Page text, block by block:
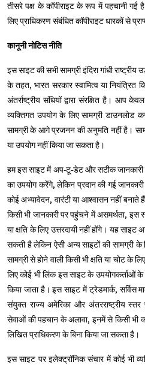
तीसरे पक्ष के कॉपीराइट के रूप में पहचानी गई
लिए प्राधिकरण संबंधित कॉपीराइट धारकों से
कानूनी नोटिस नीति
इस साइट की सभी सामग्री इंदिरा गांधी
के तहत, भारत सरकार स्वामित्व या नियंत्रित
अंतर्राष्ट्रीय संधियों द्वारा संरक्षित है। आप
व्यक्तिगत उपयोग के लिए सामग्री
सामग्री के आगे प्रजनन की अनुमति नहीं है।
या उपयोग नहीं किया जा सकता है।
हम इस साइट में अप-टू-डेट और सटीक जानकारी
का उपयोग करेंगे, लेकिन प्रदान की गई
कोई अभ्यावेदन, वारंटी या आश्वासन नहीं
किसी भी जानकारी पर पहुंचने में असमर्थता,
या क्षति के लिए उत्तरदायी नहीं होंगे। यह
सकती है लेकिन ऐसी अन्य साइटों की सामग्री के
सामग्री से होने वाली किसी भी क्षति या चोट के
लिए कोई भी लिंक इस साइट के उपयोगकर्ताओं
किया जाता है। इस साइट में ट्रेडमार्क,
संयुक्त राज्य अमेरिका और अंतरराष्ट्रीय स्तर
सेवाओं की पहचान के अलावा, इनमें से किसी भी
लिखित प्राधिकरण के बिना किया जा सकता है।
इस साइट पर इलेक्ट्रॉनिक संचार में कोई भी